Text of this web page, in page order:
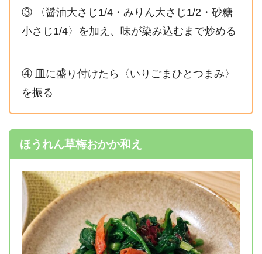
③ 〈醤油大さじ1/4・みりん大さじ1/2・砂糖
小さじ1/4〉を加え、味が染み込むまで炒める
④ 皿に盛り付けたら〈いりごまひとつまみ〉
を振る
ほうれん草梅おかか和え